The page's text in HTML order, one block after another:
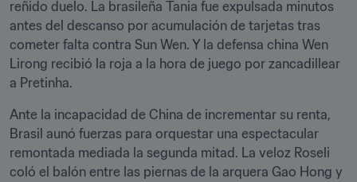
reñido duelo. La brasileña Tania fue expulsada minutos
antes del descanso por acumulación de tarjetas tras
cometer falta contra Sun Wen. Y la defensa china Wen
Lirong recibió la roja a la hora de juego por zancadillear
a Pretinha.
Ante la incapacidad de China de incrementar su renta,
Brasil aunó fuerzas para orquestar una espectacular
remontada mediada la segunda mitad. La veloz Roseli
coló el balón entre las piernas de la arquera Gao Hong y